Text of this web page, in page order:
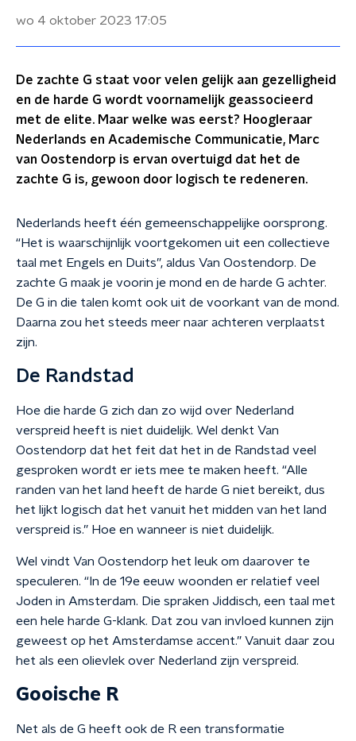
wo 4 oktober 2023 17:05
De zachte G staat voor velen gelijk aan gezelligheid
en de harde G wordt voornamelijk geassocieerd
met de elite. Maar welke was eerst? Hoogleraar
Nederlands en Academische Communicatie, Marc
van Oostendorp is ervan overtuigd dat het de
zachte G is, gewoon door logisch te redeneren.
Nederlands heeft één gemeenschappelijke oorsprong.
“Het is waarschijnlijk voortgekomen uit een collectieve
taal met Engels en Duits”, aldus Van Oostendorp. De
zachte G maak je voorin je mond en de harde G achter.
De G in die talen komt ook uit de voorkant van de mond.
Daarna zou het steeds meer naar achteren verplaatst
zijn.
De Randstad
Hoe die harde G zich dan zo wijd over Nederland
verspreid heeft is niet duidelijk. Wel denkt Van
Oostendorp dat het feit dat het in de Randstad veel
gesproken wordt er iets mee te maken heeft. “Alle
randen van het land heeft de harde G niet bereikt, dus
het lijkt logisch dat het vanuit het midden van het land
verspreid is.” Hoe en wanneer is niet duidelijk.
Wel vindt Van Oostendorp het leuk om daarover te
speculeren. “In de 19e eeuw woonden er relatief veel
Joden in Amsterdam. Die spraken Jiddisch, een taal met
een hele harde G-klank. Dat zou van invloed kunnen zijn
geweest op het Amsterdamse accent.” Vanuit daar zou
het als een olievlek over Nederland zijn verspreid.
Gooische R
Net als de G heeft ook de R een transformatie